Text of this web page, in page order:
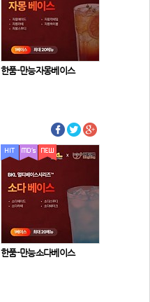
한품-만능자몽베이스
한품-만능소다베이스